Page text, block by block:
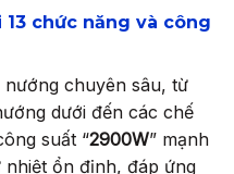
chức năng và công
chuyên sâu, từ
dưới đến các chế
suất “2900W” mạnh
nhiệt ổn định, đáp ứng